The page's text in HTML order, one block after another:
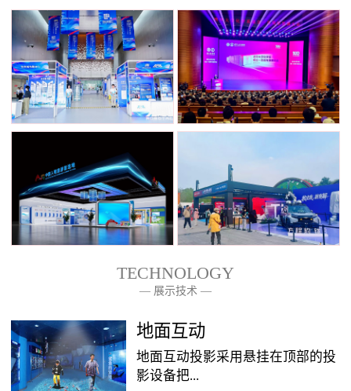
TECHNOLOGY
— 展示技术 —
地面互动
地面互动投影采用悬挂在顶部的投
影设备把...